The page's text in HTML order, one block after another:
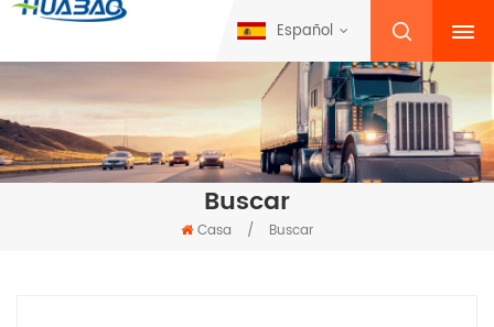
Español
Buscar
Casa / Buscar